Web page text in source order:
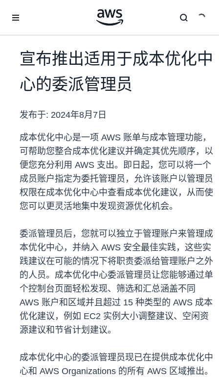
宣布推出适用于成本优化中
心的委派管理员
发布于: 2024年8月7日
成本优化中心是一项 AWS 账单与成本管理功能，
可帮助您整合成本优化建议并确定其优先顺序，以
便您充分利用 AWS 支出。即日起，您可以将一个
成员账户指定为委托管理员，允许该账户以管理员
权限在成本优化中心中查看成本优化建议，从而使
您可以更灵活地集中发现资源优化机会。
委派管理员后，您就可以独立于管理账户来管理成
本优化中心，并纳入 AWS 安全最佳实践，这些实
践建议在可能的情况下将职责委派给管理账户之外
的人员。成本优化中心委派管理员让您能够通过单
个控制台页面轻松发现、筛选和汇总涵盖不同
AWS 账户和区域并且超过 15 种类型的 AWS 成本
优化建议，例如 EC2 实例大小调整建议、空闲资
源建议和节省计划建议。
成本优化中心的委派管理员现已在提供成本优化中
心和 AWS Organizations 的所有 AWS 区域推出。